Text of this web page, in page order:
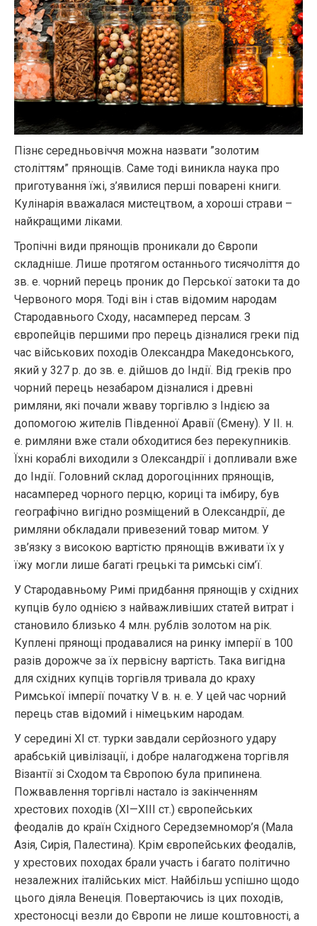
Пізнє середньовіччя можна назвати ”золотим
століттям” прянощів. Саме тоді виникла наука про
приготування їжі, з’явилися перші поварені книги.
Кулінарія вважалася мистецтвом, а хороші страви –
найкращими ліками.
Тропічні види прянощів проникали до Європи
складніше. Лише протягом останнього тисячоліття до
зв. е. чорний перець проник до Перської затоки та до
Червоного моря. Тоді він і став відомим народам
Стародавнього Сходу, насамперед персам. З
європейців першими про перець дізналися греки під
час військових походів Олександра Македонського,
який у 327 р. до зв. е. дійшов до Індії. Від греків про
чорний перець незабаром дізналися і древні
римляни, які почали жваву торгівлю з Індією за
допомогою жителів Південної Аравії (Ємену). У ІІ. н.
е. римляни вже стали обходитися без перекупників.
Їхні кораблі виходили з Олександрії і допливали вже
до Індії. Головний склад дорогоцінних прянощів,
насамперед чорного перцю, кориці та імбиру, був
географічно вигідно розміщений в Олександрії, де
римляни обкладали привезений товар митом. У
зв’язку з високою вартістю прянощів вживати їх у
їжу могли лише багаті грецькі та римські сім’ї.
У Стародавньому Римі придбання прянощів у східних
купців було однією з найважливіших статей витрат і
становило близько 4 млн. рублів золотом на рік.
Куплені прянощі продавалися на ринку імперії в 100
разів дорожче за їх первісну вартість. Така вигідна
для східних купців торгівля тривала до краху
Римської імперії початку V в. н. е. У цей час чорний
перець став відомий і німецьким народам.
У середині XI ст. турки завдали серйозного удару
арабській цивілізації, і добре налагоджена торгівля
Візантії зі Сходом та Європою була припинена.
Пожвавлення торгівлі настало із закінченням
хрестових походів (XI—XIII ст.) європейських
феодалів до країн Східного Середземномор’я (Мала
Азія, Сирія, Палестина). Крім європейських феодалів,
у хрестових походах брали участь і багато політично
незалежних італійських міст. Найбільш успішно щодо
цього діяла Венеція. Повертаючись із цих походів,
хрестоносці везли до Європи не лише коштовності, а